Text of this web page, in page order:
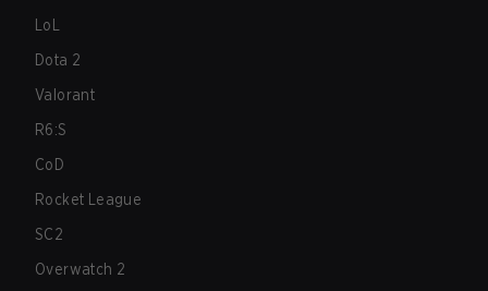
LoL
Dota 2
Valorant
R6:S
CoD
Rocket League
SC2
Overwatch 2